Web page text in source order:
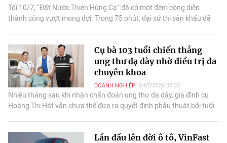
Tối 10/7, “Đất Nước Thiên Hùng Ca” đã có một đêm công diễn
thành công vượt mong đợi. Trong 75 phút, đại sử thi sân khấu đã
Cụ bà 103 tuổi chiến thắng
ung thư dạ dày nhờ điều trị đa
chuyên khoa
DOANH NGHIỆP10/07/2026 07:32
Nhiều tháng sau khi nhận chẩn đoán ung thư dạ dày, gia đình cụ
Hoàng Thị Hát vẫn chưa thể đưa ra quyết định phẫu thuật bởi tuổi
Lần đầu lên đời ô tô, VinFast